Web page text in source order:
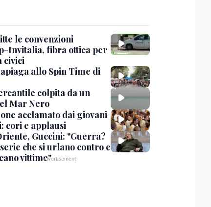
le convenzioni
Invitalia, fibra ottica per
civici
allo Spin Time di
colpita da un
Mar Nero
acclamato dai giovani
cori e applausi
Guccini: "Guerra?
che si urlano contro e
vittime"